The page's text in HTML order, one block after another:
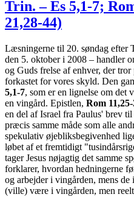
Trin. – Es 5,1-7;
21,28-44)
Læsningerne til 20. søndag efter
den 5. oktober i 2008 – handler
og Guds frelse af enhver, der
forkastet for vores skyld. Den
5,1-7, som er en lignelse om det
en vingård. Epistlen, Rom
en del af Israel fra Paulus' brev
præcis samme måde som alle
spekulativ øjebliksbegivenhed
løbet af et fremtidigt
tager Jesus nøjagtig det samme
forklarer, hvordan hedningerne
og arbejder i vingården, mens
(ville) være i vingården, men